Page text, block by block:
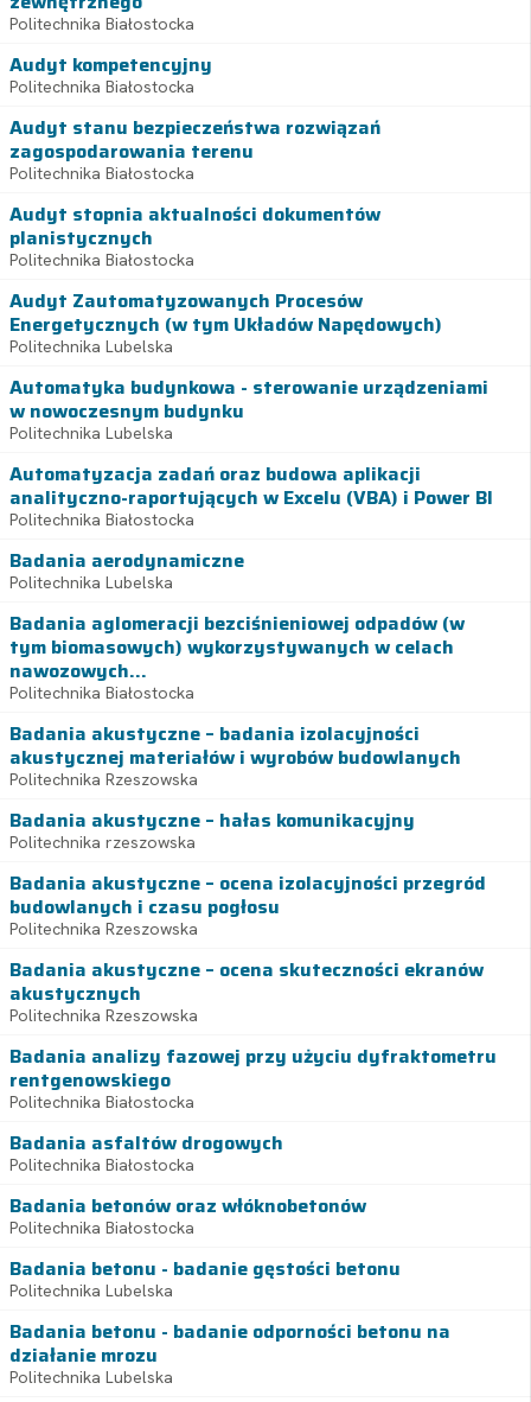
Politechnika Białostocka
Audyt kompetencyjny
Politechnika Białostocka
Audyt stanu bezpieczeństwa rozwiązań
zagospodarowania terenu
Politechnika Białostocka
Audyt stopnia aktualności dokumentów
planistycznych
Politechnika Białostocka
Audyt Zautomatyzowanych Procesów
Energetycznych (w tym Układów Napędowych)
Politechnika Lubelska
Automatyka budynkowa - sterowanie urządzeniami
w nowoczesnym budynku
Politechnika Lubelska
Automatyzacja zadań oraz budowa aplikacji
analityczno-raportujących w Excelu (VBA) i Power BI
Politechnika Białostocka
Badania aerodynamiczne
Politechnika Lubelska
Badania aglomeracji bezciśnieniowej odpadów (w
tym biomasowych) wykorzystywanych w celach
nawozowych...
Politechnika Białostocka
Badania akustyczne – badania izolacyjności
akustycznej materiałów i wyrobów budowlanych
Politechnika Rzeszowska
Badania akustyczne – hałas komunikacyjny
Politechnika rzeszowska
Badania akustyczne – ocena izolacyjności przegród
budowlanych i czasu pogłosu
Politechnika Rzeszowska
Badania akustyczne – ocena skuteczności ekranów
akustycznych
Politechnika Rzeszowska
Badania analizy fazowej przy użyciu dyfraktometru
rentgenowskiego
Politechnika Białostocka
Badania asfaltów drogowych
Politechnika Białostocka
Badania betonów oraz włóknobetonów
Politechnika Białostocka
Badania betonu - badanie gęstości betonu
Politechnika Lubelska
Badania betonu - badanie odporności betonu na
działanie mrozu
Politechnika Lubelska